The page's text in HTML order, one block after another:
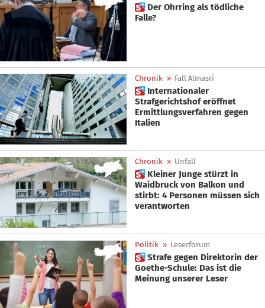
 Der Ohrring als tödliche
Falle?
Chronik » Fall Almasri
 Internationaler
Strafgerichtshof eröffnet
Ermittlungsverfahren gegen
Italien
Chronik » Unfall
 Kleiner Junge stürzt in
Waidbruck von Balkon und
stirbt: 4 Personen müssen sich
verantworten
Politik » Leserforum
 Strafe gegen Direktorin der
Goethe-Schule: Das ist die
Meinung unserer Leser